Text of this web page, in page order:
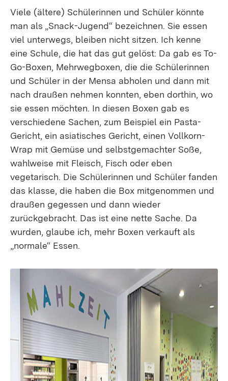
Viele (ältere) Schülerinnen und Schüler könnte
man als „Snack-Jugend“ bezeichnen. Sie essen
viel unterwegs, bleiben nicht sitzen. Ich kenne
eine Schule, die hat das gut gelöst: Da gab es To-
Go-Boxen, Mehrwegboxen, die die Schülerinnen
und Schüler in der Mensa abholen und dann mit
nach draußen nehmen konnten, eben dorthin, wo
sie essen möchten. In diesen Boxen gab es
verschiedene Sachen, zum Beispiel ein Pasta-
Gericht, ein asiatisches Gericht, einen Vollkorn-
Wrap mit Gemüse und selbstgemachter Soße,
wahlweise mit Fleisch, Fisch oder eben
vegetarisch. Die Schülerinnen und Schüler fanden
das klasse, die haben die Box mitgenommen und
draußen gegessen und dann wieder
zurückgebracht. Das ist eine nette Sache. Da
wurden, glaube ich, mehr Boxen verkauft als
„normale“ Essen.